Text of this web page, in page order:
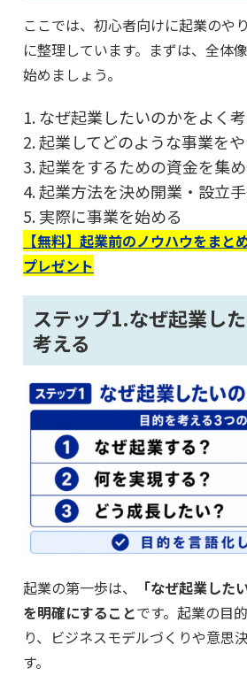
ここでは、初心者向けに起業のや
に整理しています。まずは、全体
始めましょう。
1. なぜ起業したいのかをよく
2. 起業してどのような事業を
3. 起業をするための資金を集
4. 起業方法を決め開業・設立
5. 実際に事業を始める
【無料】起業前のノウハウをまと
プレゼント
ステップ1.なぜ起業し
考える
起業の第一歩は、
「なぜ起業した
を明確にすることです。起業の目
り、ビジネスモデルづくりや意思
す。